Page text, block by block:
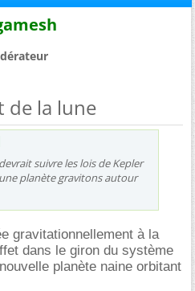
de la lune
suivre les lois de Kepler
planète gravitons autour
gravitationnellement à la
dans le giron du système
planète naine orbitant